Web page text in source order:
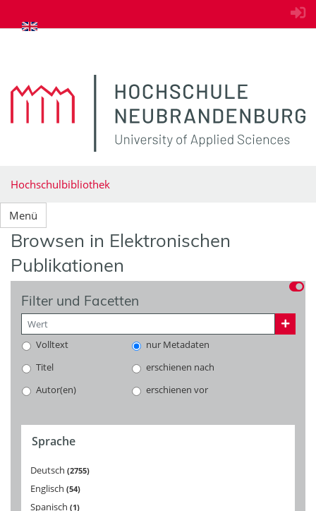
zum Inhalt springen
Hochschulbibliothek
Menü
Browsen in Elektronischen
Publikationen
Filter und Facetten
Volltext
nur Metadaten
Titel
erschienen nach
Autor(en)
erschienen vor
Sprache
Deutsch 2755
Englisch 54
Spanisch 1